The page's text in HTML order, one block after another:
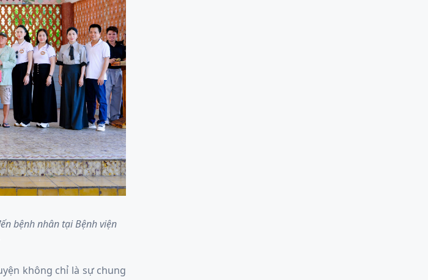
bệnh nhân tại Bệnh viện
không chỉ là sự chung